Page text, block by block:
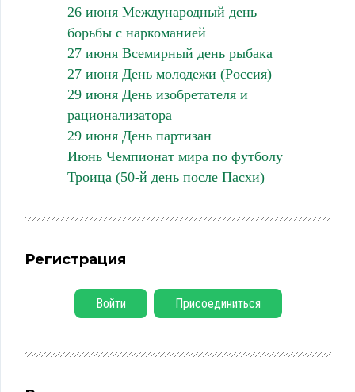
26 июня Международный день
борьбы с наркоманией
27 июня Всемирный день рыбака
27 июня День молодежи (Россия)
29 июня День изобретателя и
рационализатора
29 июня День партизан
Июнь Чемпионат мира по футболу
Троица (50-й день после Пасхи)
Регистрация
Войти Присоединиться